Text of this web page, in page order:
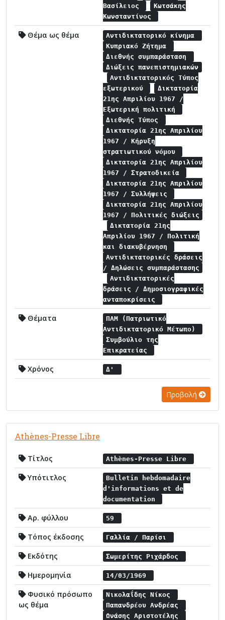
Βασίλειος
Κωτσάκης
Κωνσταντίνος
Θέμα ως θέμα
Αντιδικτατορικό κίνημα
Κυπριακό Ζήτημα
Διεθνής συμπαράσταση
Διώξεις πανεπιστημιακών
Αντιδικτατορικός Τύπος
εξωτερικού
Δικτατορία
21ης Απριλίου 1967 /
Εξωτερική πολιτική
Διεθνής Τύπος
Δικτατορία 21ης Απριλίου
1967 / Κήρυξη
στρατιωτικού νόμου
Δικτατορία 21ης Απριλίου
1967 / Στρατοδικεία
Δικτατορία 21ης Απριλίου
1967 / Συλλήψεις
Δικτατορία 21ης Απριλίου
1967 / Πολιτικές διώξεις
Δικτατορία 21ης
Απριλίου 1967 / Πολιτική
και διακυβέρνηση
Αντιδικτατορικές δράσεις
/ Δηλώσεις συμπαράστασης
Αντιδικτατορικές
δράσεις / Δημοσιογραφικές
ανταποκρίσεις
Θέματα
ΠΑΜ (Πατριωτικό
Αντιδικτατορικό Μέτωπο)
Συμβούλιο της
Επικρατείας
Χρόνος Δ'
Προβολή
Athènes-Presse Libre
Τίτλος Athènes-Presse Libre
Υπότιτλος
Bulletin hebdomadaire
d'informations et de
documentation
Αρ. φύλλου 59
Τόπος έκδοσης Γαλλία / Παρίσι
Εκδότης Σωμερίτης Ριχάρδος
Ημερομηνία 14/03/1969
Φυσικό πρόσωπο
ως θέμα
Νικολαΐδης Νίκος
Παπανδρέου Ανδρέας
Ωνάσης Αριστοτέλης